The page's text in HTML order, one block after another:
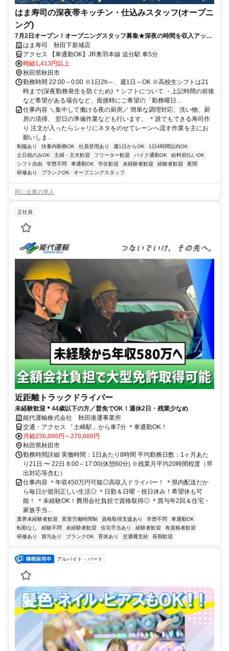
はま寿司の深夜帯キッチン・仕込みスタッフ(オープニ
ング)
7月2日オープン！オープニングスタッフ募集★深夜の時間を収入アップ
に！フリーター多数活躍中♪高収入を目指せる環境です！
はま寿司 秋田下新城店
アクセス 【車通勤OK】JR奥羽本線 追分駅 車5分
時給1,413円以上
秋田県秋田市
勤務時間 22:00～0:00 ※1日2h～、週1日～OK ※高校生シフトは21
時まで(深夜勤務発生を防ぐため) ＊シフトについて ・上記時間の前後
など希望がある場合など、面接時にご希望の「勤務曜日...
仕事内容 ＼集中して働ける夜の厨房／ 簡単な調理対応、洗い物、厨
房の清掃、 翌日の準備作業なども行います。 ＊誰でもできる寿司作
り 注文が入ったらシャリにネタをのせてレーンへ流す作業を主にお
願いしま...
制服あり 扶養内勤務OK 社員登用あり 週1日からOK
1日4時間以内OK
土日祝のみOK
主婦・主夫歓迎 フリーター歓迎 バイク通勤OK
給料前払いOK
シフト自由
学歴不問 車通勤OK 学生歓迎 未経験者歓迎 経験者歓迎
夜間
研修あり
ブランクOK オープニングスタッフ
同じ企業の求人
正社員
近距離トラックドライバー
未経験歓迎＊44歳以下の方／普免でOK！週休2日・残業少なめ
能代運輸株式会社 秋田港運事業所
交通・アクセス 「土崎駅」から車7分 ＊車通勤OK！
月給230,000円～270,000円
秋田県秋田市
勤務時間詳細 実働時間：1日あたり8時間 平均勤務日数：1ヶ月あた
り21日 〜 22日 8:00～17:00(休憩60分) ※残業月平均20時間程度（早
出対応等含む）
仕事内容 ＊年収450万円可能◎高収入ドライバー！ ＊県内配送だか
ら毎日が規則正しい生活◎ ＊日勤＆日曜・祝日休み！希望休も可
能！ ＊未経験OK！費用会社負担で資格取得◎ ＊賞与年2回＆住宅・
家族手当...
業界未経験者歓迎 変形労働時間制 資格取得支援あり 学歴不問
車通勤OK
転勤なし
経験不問 未経験者歓迎 住宅手当あり 経験者歓迎
有資格者歓迎
研修あり
賞与あり ブランクOK 育休あり 交通費支給 長期歓迎
アルバイト・パート